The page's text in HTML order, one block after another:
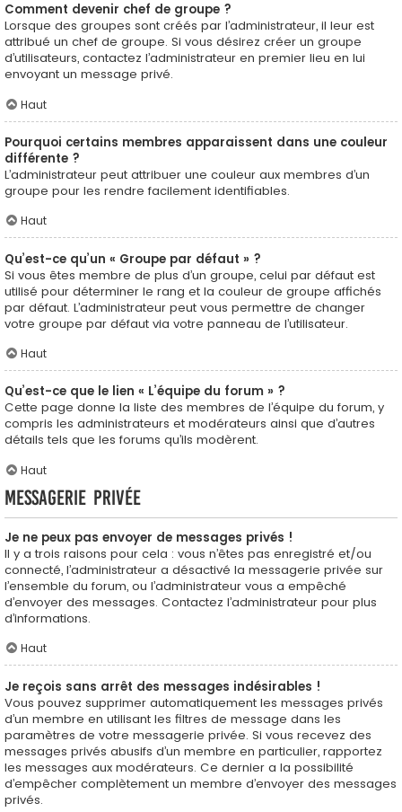
Comment devenir chef de groupe ?
Lorsque des groupes sont créés par l’administrateur, il leur est
attribué un chef de groupe. Si vous désirez créer un groupe
d’utilisateurs, contactez l’administrateur en premier lieu en lui
envoyant un message privé.
Haut
Pourquoi certains membres apparaissent dans une couleur
différente ?
L’administrateur peut attribuer une couleur aux membres d’un
groupe pour les rendre facilement identifiables.
Haut
Qu’est-ce qu’un « Groupe par défaut » ?
Si vous êtes membre de plus d’un groupe, celui par défaut est
utilisé pour déterminer le rang et la couleur de groupe affichés
par défaut. L’administrateur peut vous permettre de changer
votre groupe par défaut via votre panneau de l’utilisateur.
Haut
Qu’est-ce que le lien « L’équipe du forum » ?
Cette page donne la liste des membres de l’équipe du forum, y
compris les administrateurs et modérateurs ainsi que d’autres
détails tels que les forums qu’ils modèrent.
Haut
Messagerie privée
Je ne peux pas envoyer de messages privés !
Il y a trois raisons pour cela : vous n’êtes pas enregistré et/ou
connecté, l’administrateur a désactivé la messagerie privée sur
l’ensemble du forum, ou l’administrateur vous a empêché
d’envoyer des messages. Contactez l’administrateur pour plus
d’informations.
Haut
Je reçois sans arrêt des messages indésirables !
Vous pouvez supprimer automatiquement les messages privés
d’un membre en utilisant les filtres de message dans les
paramètres de votre messagerie privée. Si vous recevez des
messages privés abusifs d’un membre en particulier, rapportez
les messages aux modérateurs. Ce dernier a la possibilité
d’empêcher complètement un membre d’envoyer des messages
privés.